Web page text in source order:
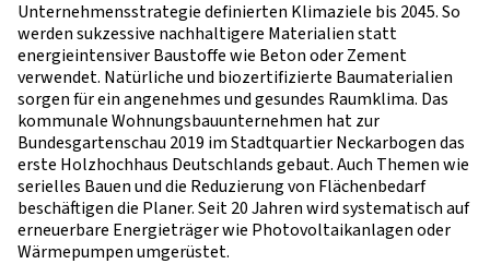
Unternehmensstrategie definierten Klimaziele bis 2045. So
werden sukzessive nachhaltigere Materialien statt
energieintensiver Baustoffe wie Beton oder Zement
verwendet. Natürliche und biozertifizierte Baumaterialien
sorgen für ein angenehmes und gesundes Raumklima. Das
kommunale Wohnungsbauunternehmen hat zur
Bundesgartenschau 2019 im Stadtquartier Neckarbogen das
erste Holzhochhaus Deutschlands gebaut. Auch Themen wie
serielles Bauen und die Reduzierung von Flächenbedarf
beschäftigen die Planer. Seit 20 Jahren wird systematisch auf
erneuerbare Energieträger wie Photovoltaikanlagen oder
Wärmepumpen umgerüstet.